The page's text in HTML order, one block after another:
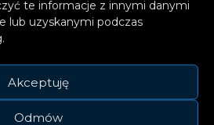
te informacje z innymi danymi
lub uzyskanymi podczas
Akceptuję
Odmów
Global Playlist, plasując
Stylesem.
się w TOP5 polskich
a ilość jej
przekroczyła